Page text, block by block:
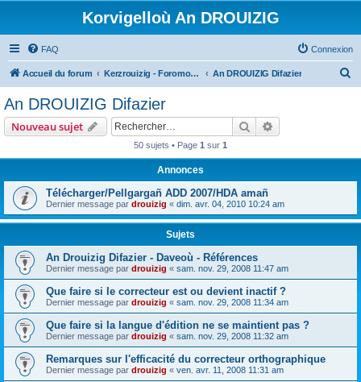
Korvigelloù An DROUIZIG
FAQ Connexion
Accueil du forum Kerzrouizig - Foromoù An Drouizig An DROUIZIG Difazier
e
r
An DROUIZIG Difazier
Nouveau sujet Rechercher
50 sujets • Page 1 sur 1
Annonces
Télécharger/Pellgargañ ADD 2007/HDA amañ
Dernier message par drouizig « dim. avr. 04, 2010 10:24 am
Sujets
An Drouizig Difazier - Daveoù - Références
Dernier message par drouizig « sam. nov. 29, 2008 11:47 am
Que faire si le correcteur est ou devient inactif ?
Dernier message par drouizig « sam. nov. 29, 2008 11:34 am
Que faire si la langue d'édition ne se maintient pas ?
Dernier message par drouizig « sam. nov. 29, 2008 11:32 am
Remarques sur l'efficacité du correcteur orthographique
Dernier message par drouizig « ven. avr. 11, 2008 11:31 am